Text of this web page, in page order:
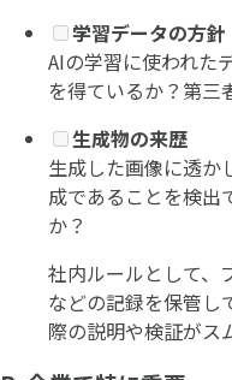
学習データの方針
AIの学習に使われた
を得ているか？第三
生成物の来歴
生成した画像に透か
成であることを検出
か？
社内ルールとして、
などの記録を保管し
際の説明や検証がス